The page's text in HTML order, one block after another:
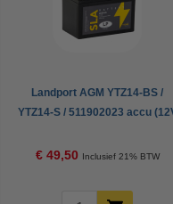
Landport AGM YTZ14-BS /
YTZ14-S / 511902023 accu
€ 49,50 Inclusief 21% BTW